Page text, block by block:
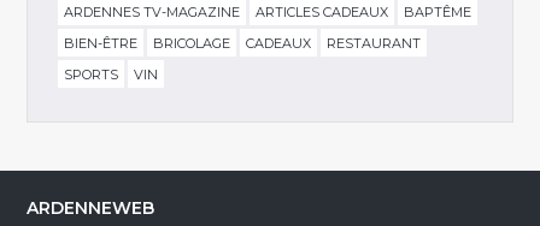
ARDENNES TV-MAGAZINE
ARTICLES CADEAUX
BAPTÊME
BIEN-ÊTRE
BRICOLAGE CADEAUX
RESTAURANT
SPORTS
VIN
ARDENNEWEB